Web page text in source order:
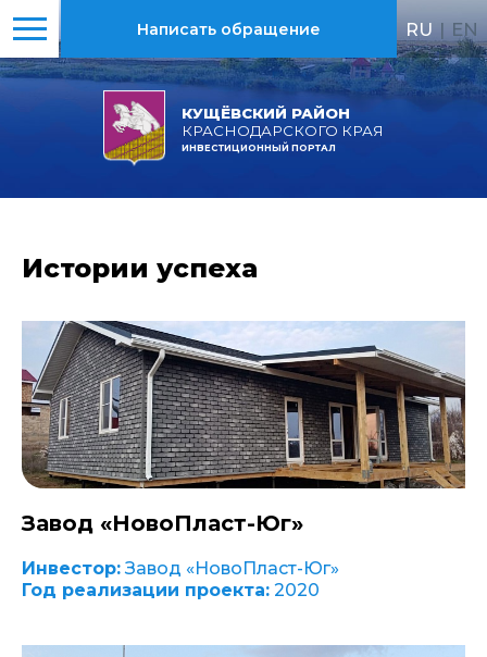
КУЩЁВСКИЙ РАЙОН
КРАСНОДАРСКОГО КРАЯ
ИНВЕСТИЦИОННЫЙ ПОРТАЛ
Написать обращение RU | EN
Истории успеха
Завод «НовоПласт-Юг»
Инвестор:Завод «НовоПласт-Юг»
Год реализации проекта: 2020